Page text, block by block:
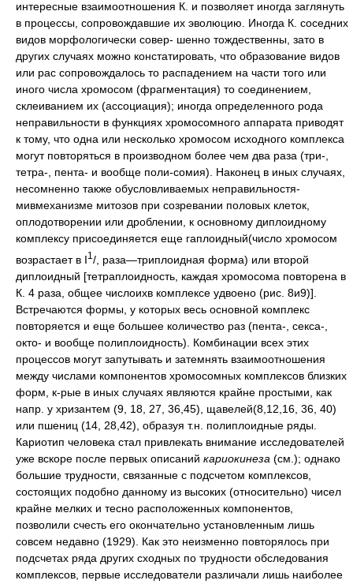
интересные взаимоотношения К. и позволяет иногда заглянуть
в процессы, сопровождавшие их эволюцию. Иногда К. соседних
видов морфологически совер- шенно тождественны, зато в
других случаях можно констатировать, что образование видов
или рас сопровождалось то распадением на части того или
иного числа хромосом (фрагментация) то соединением,
склеиванием их (ассоциация); иногда определенного рода
неправильности в функциях хромосомного аппарата приводят
к тому, что одна или несколько хромосом исходного комплекса
могут повторяться в производном более чем два раза (три-,
тетра-, пента- и вообще поли-сомия). Наконец в иных случаях,
несомненно также обусловливаемых неправильностя-
мивмеханизме митозов при созревании половых клеток,
оплодотворении или дроблении, к основному диплоидному
комплексу присоединяется еще гаплоидный(число хромосом
возрастает в I1 /, раза—триплоидная форма) или второй
диплоидный [тетраплоидность, каждая хромосома повторена в
К. 4 раза, общее числоихв комплексе удвоено (рис. 8и9)].
Встречаются формы, у которых весь основной комплекс
повторяется и еще большее количество раз (пента-, секса-,
окто- и вообще полиплоидность). Комбинации всех этих
процессов могут запутывать и затемнять взаимоотношения
между числами компонентов хромосомных комплексов близких
форм, к-рые в иных случаях являются крайне простыми, как
напр. у хризантем (9, 18, 27, 36,45), щавелей(8,12,16, 36, 40)
или пшениц (14, 28,42), образуя т.н. полиплоидные ряды.
Кариотип человека стал привлекать внимание исследователей
уже вскоре после первых описаний кариокинеза (см.); однако
большие трудности, связанные с подсчетом комплексов,
состоящих подобно данному из высоких (относительно) чисел
крайне мелких и тесно расположенных компонентов,
позволили счесть его окончательно установленным лишь
совсем недавно (1929). Как это неизменно повторялось при
подсчетах ряда других сходных по трудности обследования
комплексов, первые исследователи различали лишь наиболее